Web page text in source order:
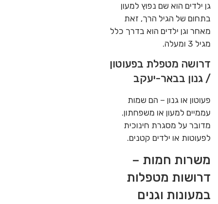
גן ילדים הוא שם נפוץ למעון
בתחום של הגיל הרך, זאת
מאחר וגן ילדים הוא בדרך כלל
מגיל 3 ומעלה.
דרושה מטפלת בפעוטון
/ גנון בבאר-יעקב
פעוטון או גנון – הם שמות
עממיים למעון או משפחתון.
מדובר על מסגרת חינוכית
לפעוטות או ילדים קטנים.
משרות חמות –
דרושות מטפלות
במעונות וגנים